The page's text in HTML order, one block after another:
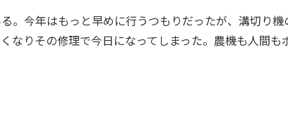
。今年はもっと早めに行うつもりだったが、溝切り
なりその修理で今日になってしまった。農機も人間も